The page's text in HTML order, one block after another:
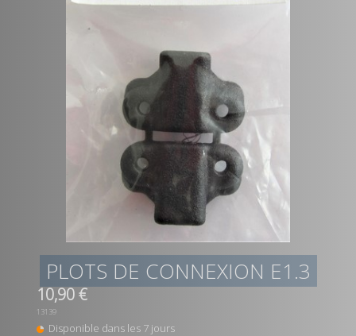
PLOTS DE CONNEXION E1.3
10,90 €
13139
Disponible dans les 7 jours